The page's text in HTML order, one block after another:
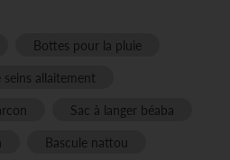
Bottes pour la pluie
seins allaitement
Sac à langer béaba
Bascule nattou